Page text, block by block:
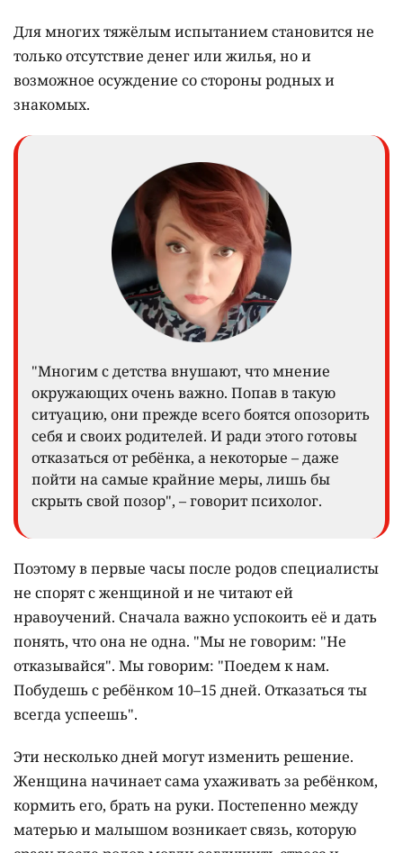
Для многих тяжёлым испытанием становится не
только отсутствие денег или жилья, но и
возможное осуждение со стороны родных и
знакомых.
"Многим с детства внушают, что мнение
окружающих очень важно. Попав в такую
ситуацию, они прежде всего боятся опозорить
себя и своих родителей. И ради этого готовы
отказаться от ребёнка, а некоторые – даже
пойти на самые крайние меры, лишь бы
скрыть свой позор", – говорит психолог.
Поэтому в первые часы после родов специалисты
не спорят с женщиной и не читают ей
нравоучений. Сначала важно успокоить её и дать
понять, что она не одна. "Мы не говорим: "Не
отказывайся". Мы говорим: "Поедем к нам.
Побудешь с ребёнком 10–15 дней. Отказаться ты
всегда успеешь".
Эти несколько дней могут изменить решение.
Женщина начинает сама ухаживать за ребёнком,
кормить его, брать на руки. Постепенно между
матерью и малышом возникает связь, которую